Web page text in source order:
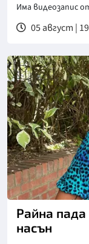
Има видеозапис
05 август |
Райна пада
насън